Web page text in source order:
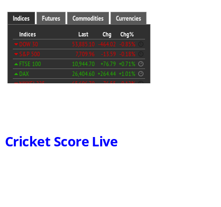
Cricket Score Live